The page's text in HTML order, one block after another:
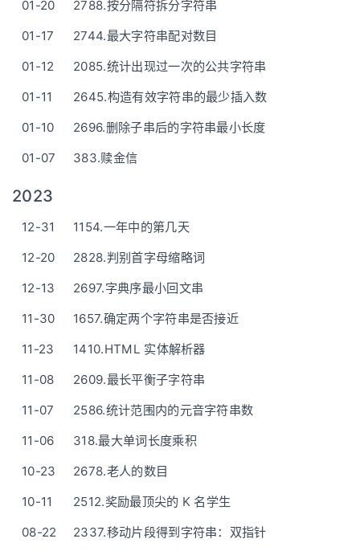
01-20
2788.按分隔符拆分字符串
01-17
2744.最大字符串配对数目
01-12
2085.统计出现过一次的公共字符串
01-11
2645.构造有效字符串的最少插入数
01-10
2696.删除子串后的字符串最小长度
01-07
383.赎金信
2023
12-31
1154.一年中的第几天
12-20
2828.判别首字母缩略词
12-13
2697.字典序最小回文串
11-30
1657.确定两个字符串是否接近
11-23
1410.HTML 实体解析器
11-08
2609.最长平衡子字符串
11-07
2586.统计范围内的元音字符串数
11-06
318.最大单词长度乘积
10-23
2678.老人的数目
10-11
2512.奖励最顶尖的 K 名学生
08-22
2337.移动片段得到字符串：双指针